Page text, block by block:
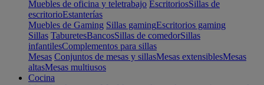
Muebles de oficina y teletrabajo EscritoriosSillas de
escritorioEstanterías
Muebles de Gaming Sillas gamingEscritorios gaming
Sillas TaburetesBancosSillas de comedorSillas
infantilesComplementos para sillas
Mesas Conjuntos de mesas y sillasMesas extensiblesMesas
altasMesas multiusos
Cocina